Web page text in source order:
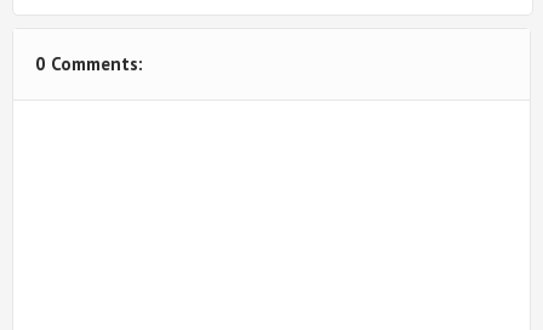
0 Comments: